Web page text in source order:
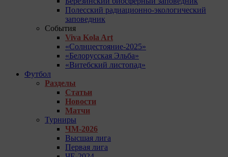
Полесский радиационно-экологический
заповедник
События
Viva Kola Art
«Солнцестояние-2025»
«Белорусская Эльба»
«Витебский листопад»
Футбол
Разделы
Статьи
Новости
Матчи
Турниры
ЧМ-2026
Высшая лига
Первая лига